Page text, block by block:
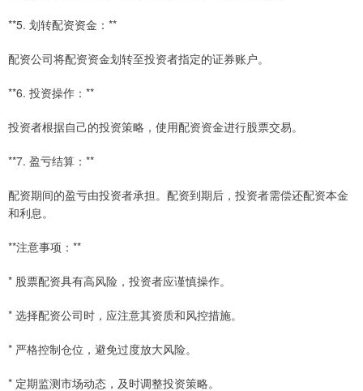
**5. 划转配资资金：**
配资公司将配资资金划转至投资者指定的证券账户。
**6. 投资操作：**
投资者根据自己的投资策略，使用配资资金进行股票交易。
**7. 盈亏结算：**
配资期间的盈亏由投资者承担。配资到期后，投资者需偿还配资本金
和利息。
**注意事项：**
* 股票配资具有高风险，投资者应谨慎操作。
* 选择配资公司时，应注意其资质和风控措施。
* 严格控制仓位，避免过度放大风险。
* 定期监测市场动态，及时调整投资策略。